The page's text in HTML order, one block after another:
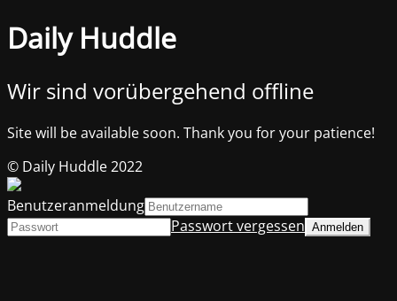
Daily Huddle
Wir sind vorübergehend offline
Site will be available soon. Thank you for your patience!
© Daily Huddle 2022
Benutzeranmeldung
Passwort vergessen